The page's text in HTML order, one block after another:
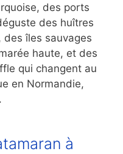
des ports
des huîtres
des îles sauvages
haute, et des
qui changent au
en Normandie,
à